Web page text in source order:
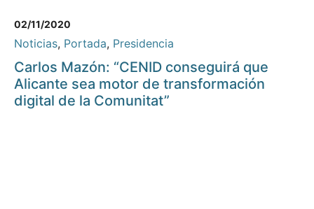
02/11/2020
Noticias, Portada, Presidencia
Carlos Mazón: “CENID conseguirá que
Alicante sea motor de transformación
digital de la Comunitat”